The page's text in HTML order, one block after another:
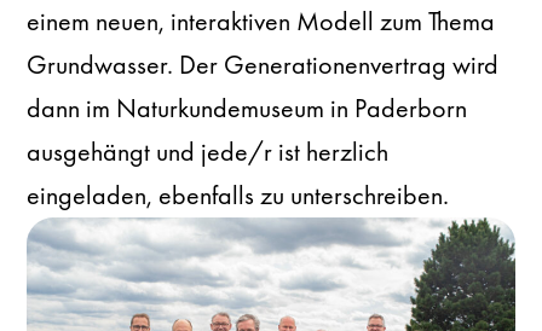
einem neuen, interaktiven Modell zum Thema
Grundwasser. Der Generationenvertrag wird
dann im Naturkundemuseum in Paderborn
ausgehängt und jede/r ist herzlich
eingeladen, ebenfalls zu unterschreiben.